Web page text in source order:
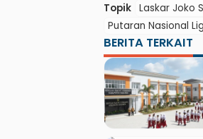
Topik Laskar Joko
Putaran Nasional
BERITA TERKAIT